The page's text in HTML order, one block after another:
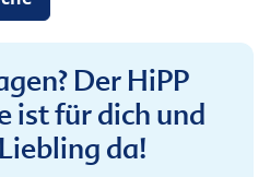
Der HiPP
ist für dich und
da!